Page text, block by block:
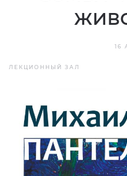
16
ЛЕКЦИОННЫЙ ЗАЛ